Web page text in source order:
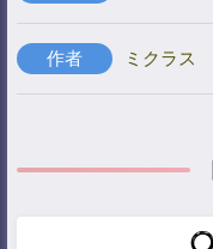
作者 ミクラス